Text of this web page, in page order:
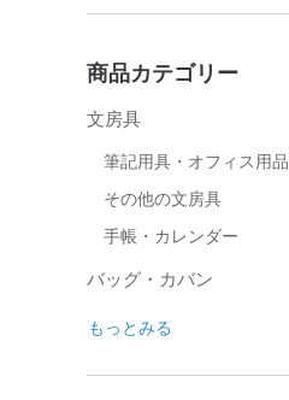
商品カテゴリー
文房具
筆記用具・オフィス用品
その他の文房具
手帳・カレンダー
バッグ・カバン
もっとみる